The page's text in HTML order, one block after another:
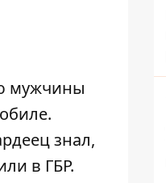
мужчины
знал,
в ГБР.